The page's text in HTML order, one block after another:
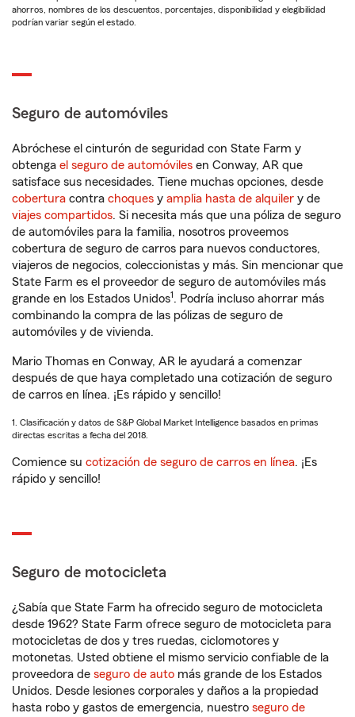
ahorros, nombres de los descuentos, porcentajes, disponibilidad y elegibilidad
podrían variar según el estado.
Seguro de automóviles
Abróchese el cinturón de seguridad con State Farm y
obtenga el seguro de automóviles en Conway, AR que
satisface sus necesidades. Tiene muchas opciones, desde
cobertura contra choques y amplia hasta de alquiler y de
viajes compartidos. Si necesita más que una póliza de seguro
de automóviles para la familia, nosotros proveemos
cobertura de seguro de carros para nuevos conductores,
viajeros de negocios, coleccionistas y más. Sin mencionar que
State Farm es el proveedor de seguro de automóviles más
grande en los Estados Unidos1. Podría incluso ahorrar más
combinando la compra de las pólizas de seguro de
automóviles y de vivienda.
Mario Thomas en Conway, AR le ayudará a comenzar
después de que haya completado una cotización de seguro
de carros en línea. ¡Es rápido y sencillo!
1. Clasificación y datos de S&P Global Market Intelligence basados en primas
directas escritas a fecha del 2018.
Comience su cotización de seguro de carros en línea. ¡Es
rápido y sencillo!
Seguro de motocicleta
¿Sabía que State Farm ha ofrecido seguro de motocicleta
desde 1962? State Farm ofrece seguro de motocicleta para
motocicletas de dos y tres ruedas, ciclomotores y
motonetas. Usted obtiene el mismo servicio confiable de la
proveedora de seguro de auto más grande de los Estados
Unidos. Desde lesiones corporales y daños a la propiedad
hasta robo y gastos de emergencia, nuestro seguro de